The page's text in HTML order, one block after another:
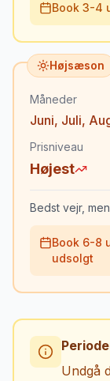
Book 3-4
Højsæson
Måneder
Juni, Juli,
Prisniveau
Højest
Bedst vejr,
Book 6-8
udsolgt
Undgå